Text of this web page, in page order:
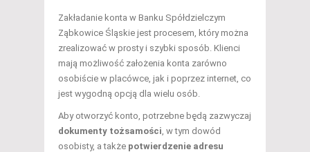
Zakładanie konta w Banku Spółdzielczym
Ząbkowice Śląskie jest procesem, który można
zrealizować w prosty i szybki sposób. Klienci
mają możliwość założenia konta zarówno
osobiście w placówce, jak i poprzez internet, co
jest wygodną opcją dla wielu osób.
Aby otworzyć konto, potrzebne będą zazwyczaj
dokumenty tożsamości , w tym dowód
osobisty, a także potwierdzenie adresu